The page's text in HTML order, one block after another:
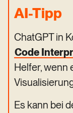
AI-Tipp
ChatGPT in
Code
Helfer, wenn
Es kann bei